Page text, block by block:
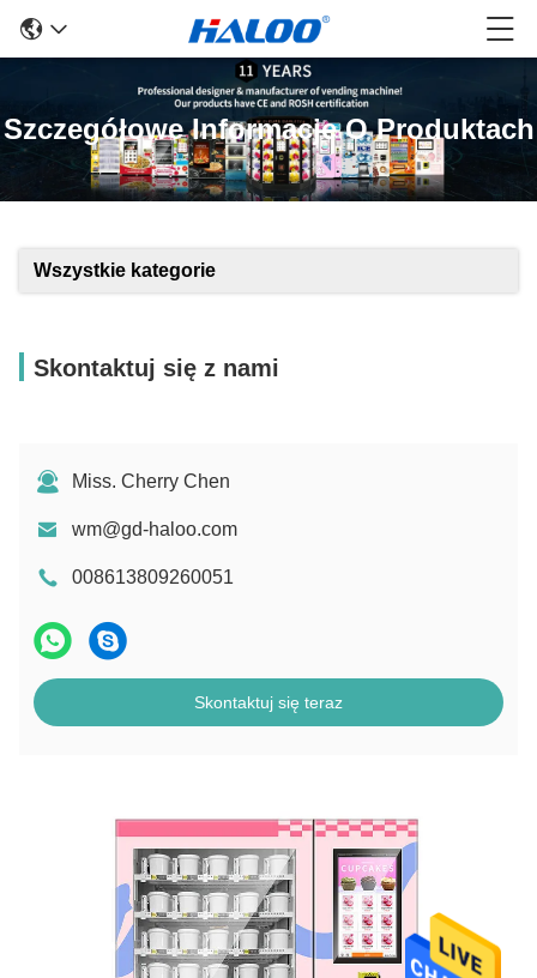
Szczegółowe Informacje O Produktach
Wszystkie kategorie
Skontaktuj się z nami
Miss. Cherry Chen
wm@gd-haloo.com
008613809260051
Skontaktuj się teraz